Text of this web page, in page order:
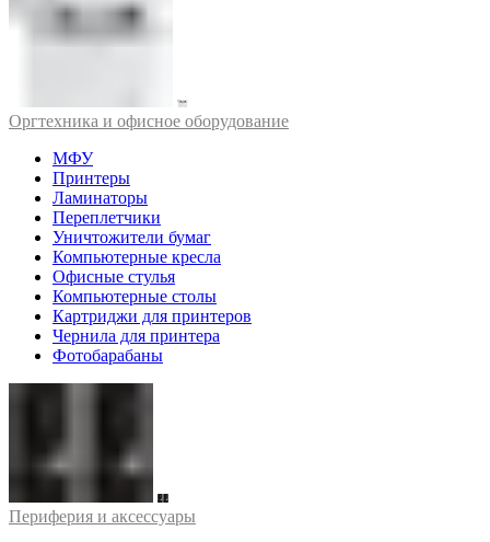
Оргтехника и офисное оборудование
МФУ
Принтеры
Ламинаторы
Переплетчики
Уничтожители бумаг
Компьютерные кресла
Офисные стулья
Компьютерные столы
Картриджи для принтеров
Чернила для принтера
Фотобарабаны
Периферия и аксессуары